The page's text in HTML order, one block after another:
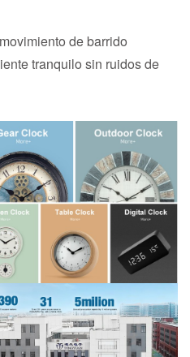
de barrido
tranquilo sin ruidos de